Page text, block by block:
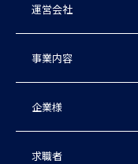
運営会社
事業内容
企業様
求職者